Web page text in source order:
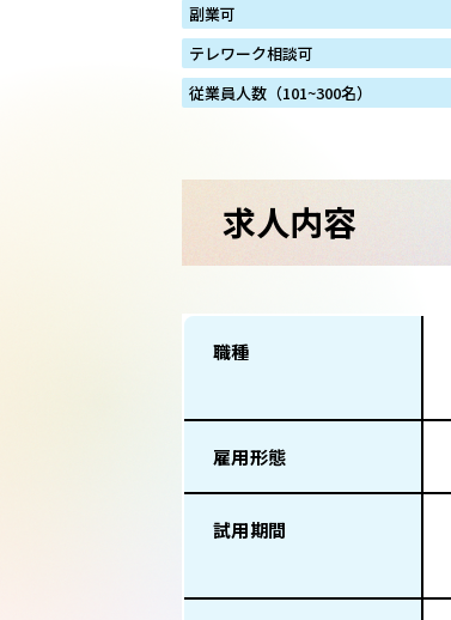
副業可
テレワーク相談可
従業員人数（101~300名）
求人内容
職種
雇用形態
試用期間